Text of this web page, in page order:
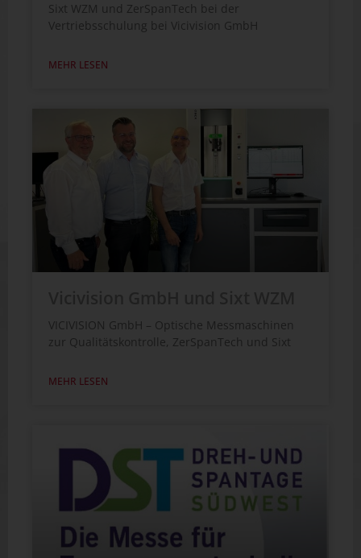
Sixt WZM und ZerSpanTech bei der
Vertriebsschulung bei Vicivision GmbH
MEHR LESEN
VICIVISION GmbH – Optische Messmaschinen
zur Qualitätskontrolle, ZerSpanTech und Sixt
MEHR LESEN